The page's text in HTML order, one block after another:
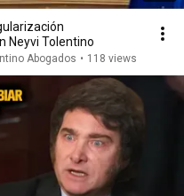
Neyvi Tolentino
Abogados • 118 views